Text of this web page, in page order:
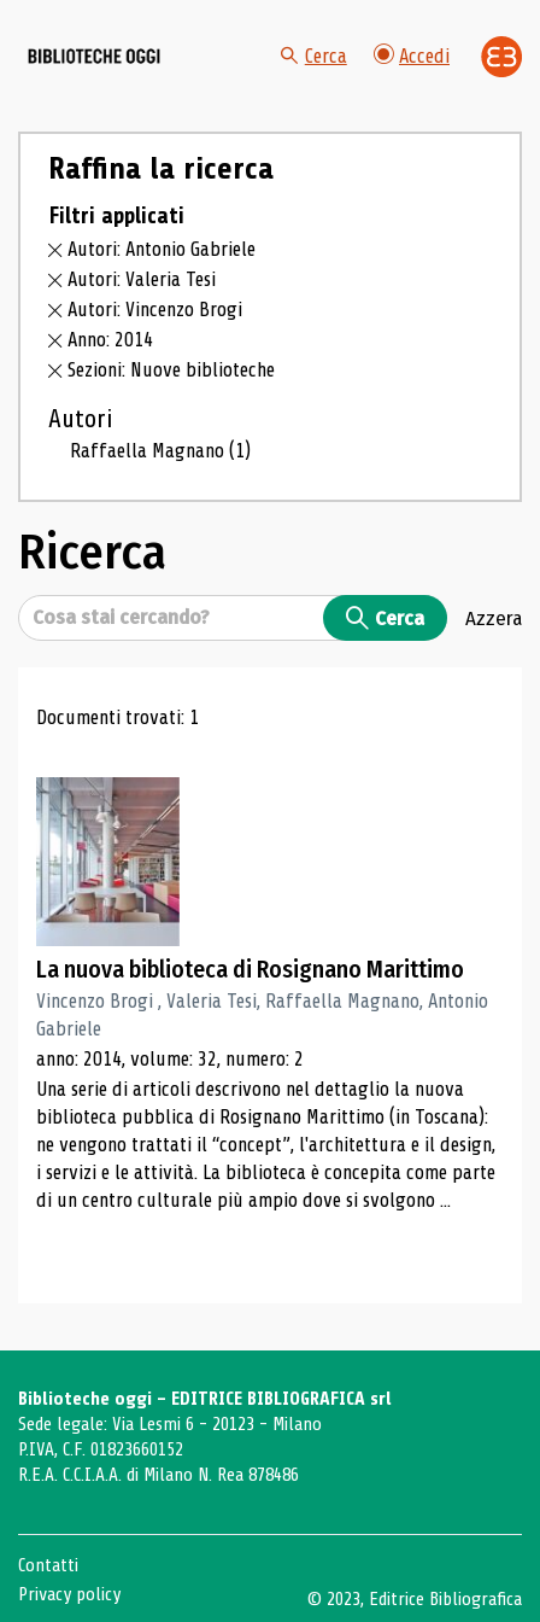
Cerca Accedi
Raffina la ricerca
Filtri applicati
Autori: Antonio Gabriele
Autori: Valeria Tesi
Autori: Vincenzo Brogi
Anno: 2014
Sezioni: Nuove biblioteche
Autori
Raffaella Magnano(1)
Ricerca
Cerca Cerca Azzera
Risultati di ricerca
Documenti trovati: 1
La nuova biblioteca di Rosignano Marittimo
Vincenzo Brogi , Valeria Tesi, Raffaella Magnano, Antonio
Gabriele
anno: 2014, volume: 32, numero: 2
Una serie di articoli descrivono nel dettaglio la nuova
biblioteca pubblica di Rosignano Marittimo (in Toscana):
ne vengono trattati il ​​“concept”, l'architettura e il design,
i servizi e le attività. La biblioteca è concepita come parte
di un centro culturale più ampio dove si svolgono ...
Biblioteche oggi - EDITRICE BIBLIOGRAFICA srl
Sede legale: Via Lesmi 6 - 20123 - Milano
P.IVA, C.F. 01823660152
R.E.A. C.C.I.A.A. di Milano N. Rea 878486
Contatti
Privacy policy
© 2023, Editrice Bibliografica